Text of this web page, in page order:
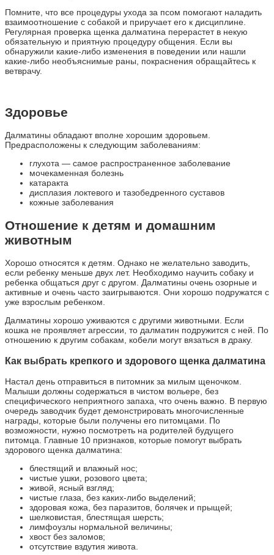
Помните, что все процедуры ухода за псом помогают наладить
взаимоотношение с собакой и приручает его к дисциплине.
Регулярная проверка щенка далматина перерастет в некую
обязательную и приятную процедуру общения. Если вы
обнаружили какие-либо изменения в поведении или нашли
какие-либо необъяснимые раны, покраснения обращайтесь к
ветврачу.
Здоровье
Далматины обладают вполне хорошим здоровьем.
Предрасположены к следующим заболеваниям:
глухота — самое распространенное заболевание
мочекаменная болезнь
катаракта
дисплазия локтевого и тазобедренного суставов
кожные заболевания
Отношение к детям и домашним
животным
Хорошо относятся к детям. Однако не желательно заводить,
если ребенку меньше двух лет. Необходимо научить собаку и
ребенка общаться друг с другом. Далматины очень озорные и
активные и очень часто заигрываются. Они хорошо подружатся с
уже взрослым ребенком.
Далматины хорошо уживаются с другими животными. Если
кошка не проявляет агрессии, то далматин подружится с ней. По
отношению к другим собакам, кобели могут вязаться в драку.
Как выбрать крепкого и здорового щенка далматина
Настал день отправиться в питомник за милым щеночком.
Малыши должны содержаться в чистом вольере, без
специфического неприятного запаха, что очень важно. В первую
очередь заводчик будет демонстрировать многочисленные
награды, которые были получены его питомцами. По
возможности, нужно посмотреть на родителей будущего
питомца. Главные 10 признаков, которые помогут выбрать
здорового щенка далматина:
блестящий и влажный нос;
чистые ушки, розового цвета;
живой, ясный взгляд;
чистые глаза, без каких-либо выделений;
здоровая кожа, без паразитов, болячек и прыщей;
шелковистая, блестящая шерсть;
лимфоузлы нормальной величины;
хвост без заломов;
отсутствие вздутия живота.